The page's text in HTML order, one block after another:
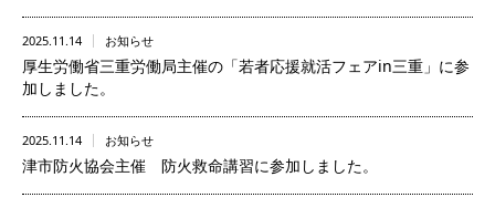
2025.11.14 お知らせ
厚生労働省三重労働局主催の「若者応援就活フェアin三重」に参
加しました。
2025.11.14 お知らせ
津市防火協会主催 防火救命講習に参加しました。